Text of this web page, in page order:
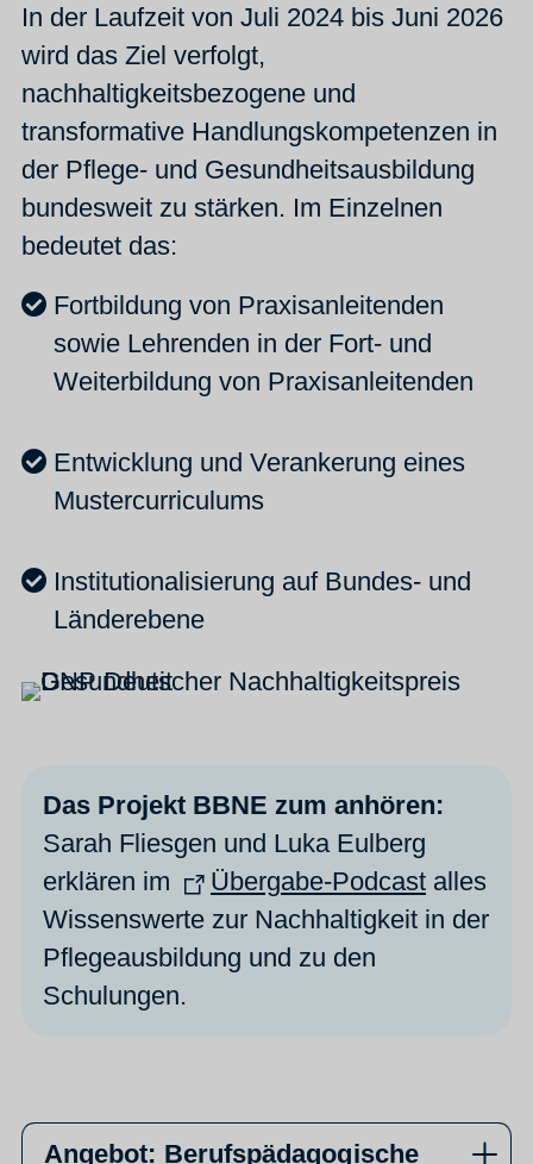
In der Laufzeit von Juli 2024 bis Juni 2026
wird das Ziel verfolgt,
nachhaltigkeitsbezogene und
transformative Handlungskompetenzen in
der Pflege- und Gesundheitsausbildung
bundesweit zu stärken. Im Einzelnen
bedeutet das:
Fortbildung von Praxisanleitenden
sowie Lehrenden in der Fort- und
Weiterbildung von Praxisanleitenden
Entwicklung und Verankerung eines
Mustercurriculums
Institutionalisierung auf Bundes- und
Länderebene
Das Projekt BBNE zum anhören:
Sarah Fliesgen und Luka Eulberg
erklären im
Übergabe-Podcast alles
Wissenswerte zur Nachhaltigkeit in der
Pflegeausbildung und zu den
Schulungen.
Angebot: Berufspädagogische